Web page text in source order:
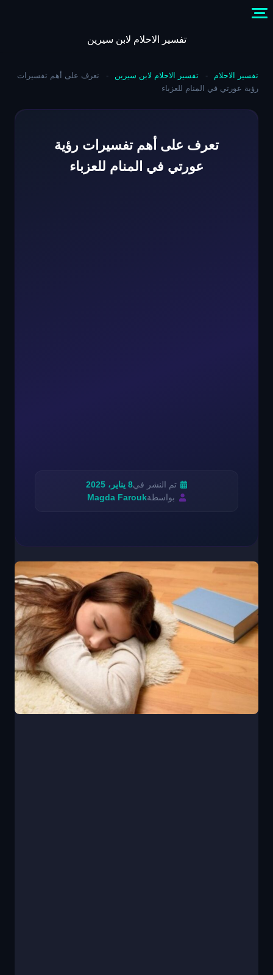
content
تفسير الاحلام لابن سيرين
تفسير الاحلام - تفسير الاحلام لابن سيرين -
تعرف على أهم تفسيرات
رؤية عورتي في المنام للعزباء
تعرف على أهم تفسيرات رؤية
عورتي في المنام للعزباء
تم النشر في8 يناير، 2025
بواسطةMagda Farouk